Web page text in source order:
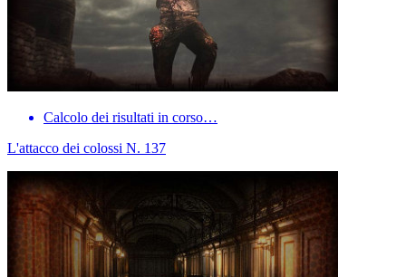
Calcolo dei risultati in corso…
L'attacco dei colossi N. 137